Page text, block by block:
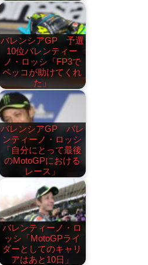
バレンシアGP 予選
10位バレンティー
ノ・ロッシ「FP3で
ペッコが助けてくれ
た」
バレンシアGP バレ
ンティーノ・ロッシ
「自分にとって最後
のMotoGPにおける
レース」
バレンティーノ・ロ
ッシ「MotoGPライ
ダーとしてのキャリ
アはあと10日」